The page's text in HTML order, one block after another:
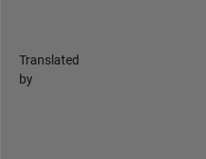
Translated
by